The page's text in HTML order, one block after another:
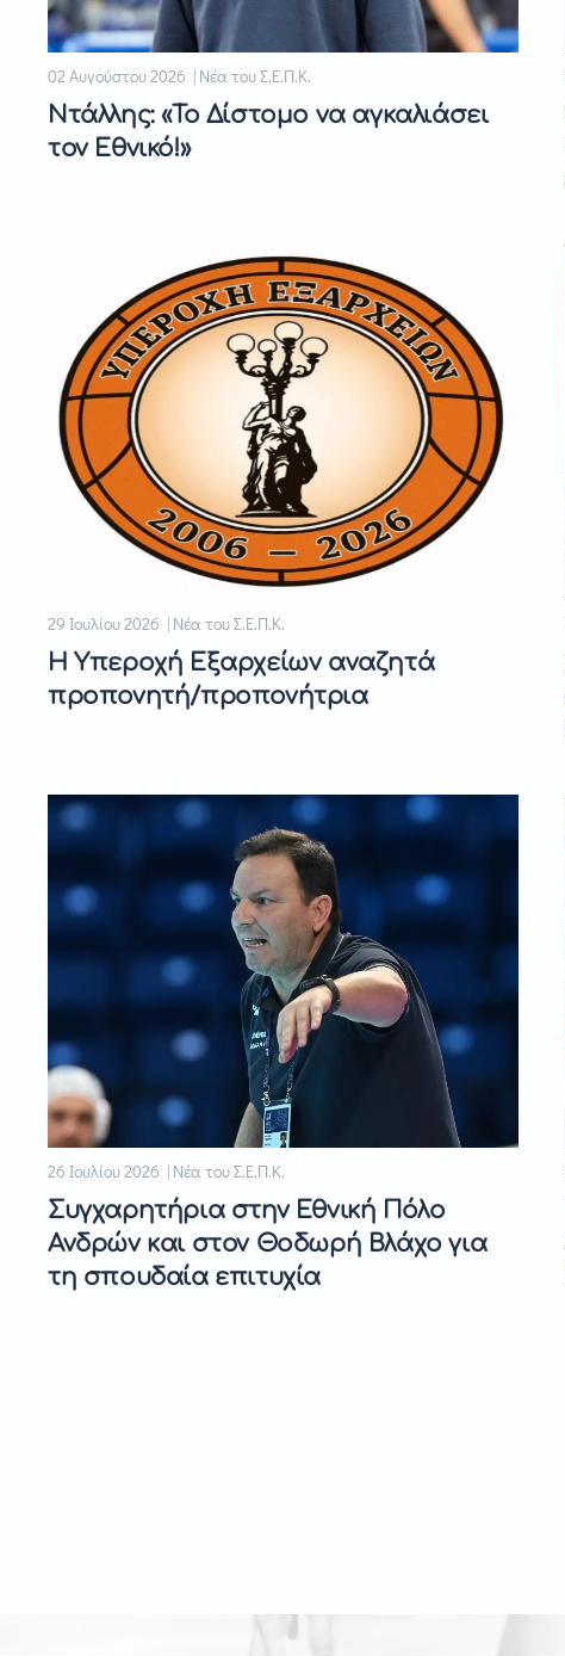
02 Αυγούστου 2026 | Νέα του Σ.Ε.Π.Κ.
Ντάλλης: «Το Δίστομο να αγκαλιάσει
τον Εθνικό!»
29 Ιουλίου 2026 | Νέα του Σ.Ε.Π.Κ.
Η Υπεροχή Εξαρχείων αναζητά
προπονητή/προπονήτρια
26 Ιουλίου 2026 | Νέα του Σ.Ε.Π.Κ.
Συγχαρητήρια στην Εθνική Πόλο
Ανδρών και στον Θοδωρή Βλάχο για
τη σπουδαία επιτυχία